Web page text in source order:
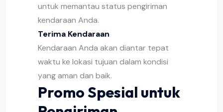
untuk memantau status pengiriman
kendaraan Anda.
Terima Kendaraan
Kendaraan Anda akan diantar tepat
waktu ke lokasi tujuan dalam kondisi
yang aman dan baik.
Promo Spesial untuk